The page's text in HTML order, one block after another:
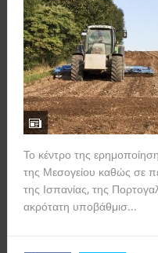
Το κέντρο της
της Μεσογείου καθώς σε
της Ισπανίας, της
ακρότατη υποβάθμισ...